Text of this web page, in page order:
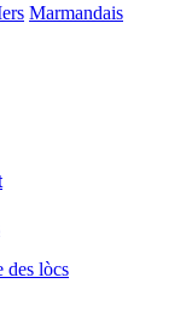
Marmandais
des lòcs